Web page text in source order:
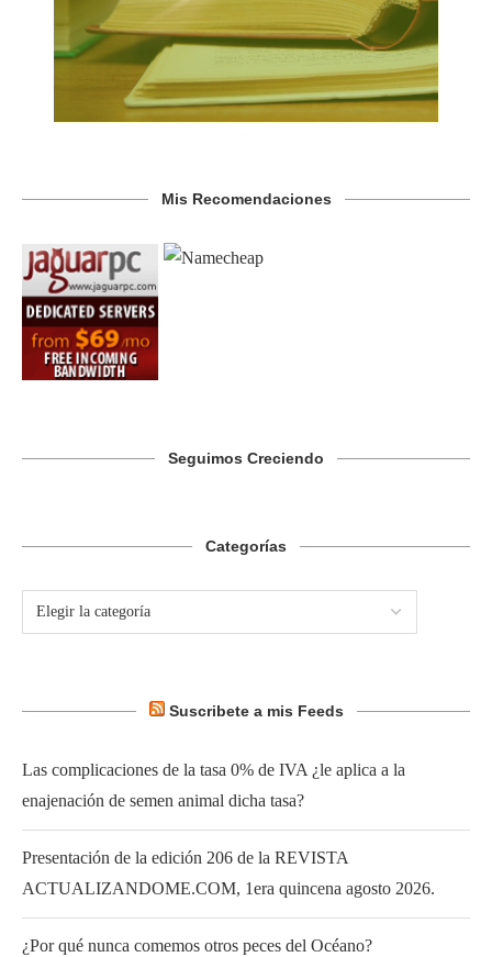
Mis Recomendaciones
Seguimos Creciendo
Categorías
Suscribete a mis Feeds
Las complicaciones de la tasa 0% de IVA ¿le aplica a la
enajenación de semen animal dicha tasa?
Presentación de la edición 206 de la REVISTA
ACTUALIZANDOME.COM, 1era quincena agosto 2026.
¿Por qué nunca comemos otros peces del Océano?